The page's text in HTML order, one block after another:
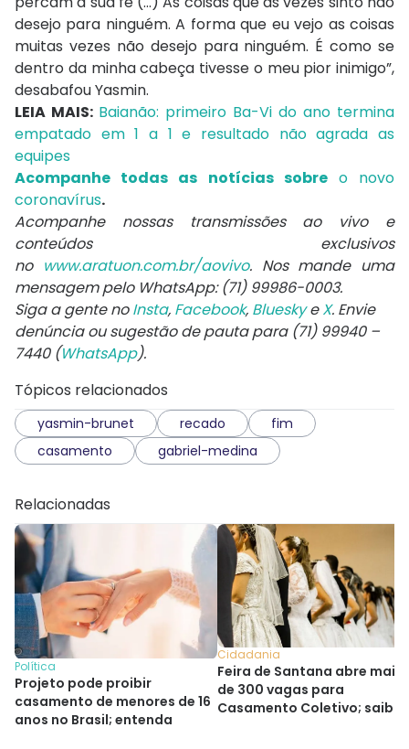
desejo para ninguém. A forma que eu vejo as coisas
muitas vezes não desejo para ninguém. É como se
dentro da minha cabeça tivesse o meu pior inimigo”,
desabafou Yasmin.
LEIA MAIS: Baianão: primeiro Ba-Vi do ano termina
empatado em 1 a 1 e resultado não agrada as
equipes
Acompanhe todas as notícias sobreo novo
coronavírus.
Acompanhe nossas transmissões ao vivo e
conteúdos exclusivos
no www.aratuon.com.br/aovivo. Nos mande uma
mensagem pelo WhatsApp: (71) 99986-0003.
Siga a gente noInsta, Facebook, BlueskyeX. Envie
denúncia ou sugestão de pauta para (71) 99940 –
7440 (WhatsApp).
Tópicos relacionados
yasmin-brunet recado
fim
casamento
gabriel-medina
Relacionadas
Política
Projeto pode proibir
casamento de menores de 16
anos no Brasil; entenda
Cidadania
Feira de Santana abre mais
de 300 vagas para
Casamento Coletivo; saiba